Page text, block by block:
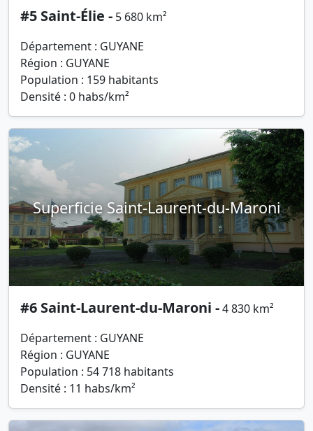
#5 Saint-Élie - 5 680 km²
Département : GUYANE
Région : GUYANE
Population : 159 habitants
Densité : 0 habs/km²
Superficie Saint-Laurent-du-Maroni
#6 Saint-Laurent-du-Maroni -4 830 km²
Département : GUYANE
Région : GUYANE
Population : 54 718 habitants
Densité : 11 habs/km²